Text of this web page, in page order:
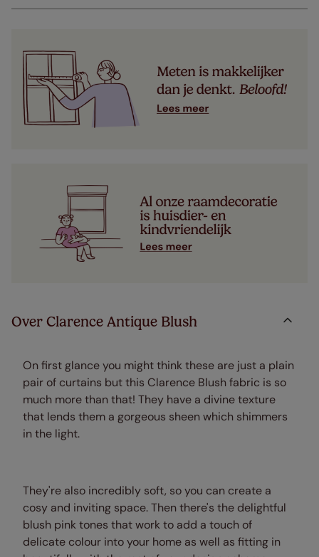
Over Clarence Antique Blush
On first glance you might think these are just a plain
pair of curtains but this Clarence Blush fabric is so
much more than that! They have a divine texture
that lends them a gorgeous sheen which shimmers
in the light.
They're also incredibly soft, so you can create a
cosy and inviting space. Then there's the delightful
blush pink tones that work to add a touch of
delicate colour into your home as well as fitting in